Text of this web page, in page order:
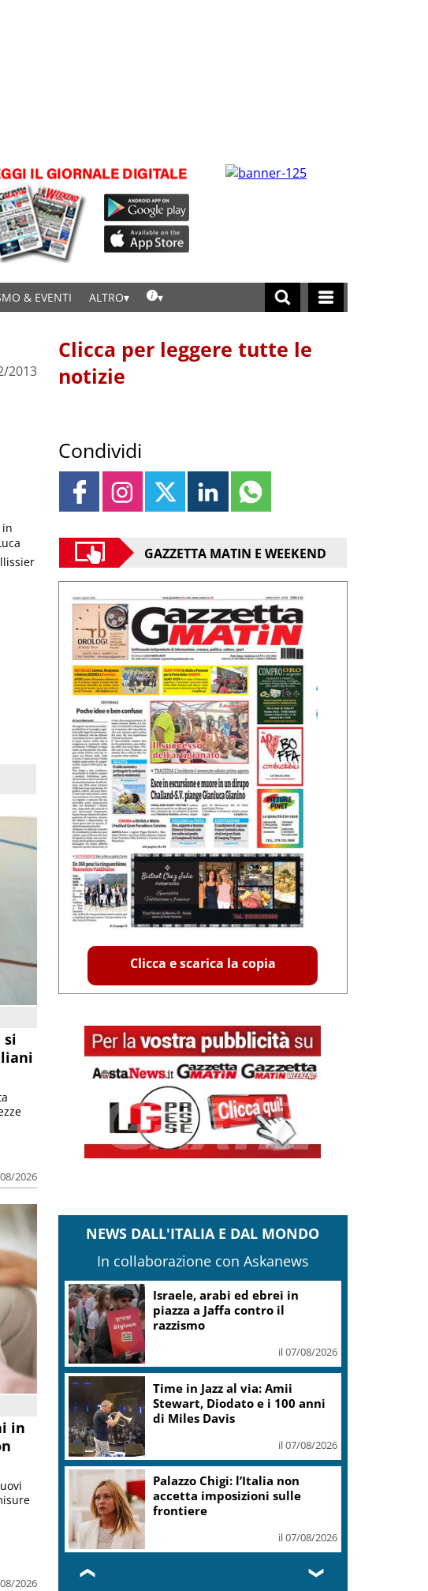
& EVENTI ALTRO
2013
in
si
2026
in
2026
Clicca per leggere tutte le
notizie
Condividi
GAZZETTA MATIN E WEEKEND
Clicca e scarica la copia
NEWS DALL'ITALIA E DAL MONDO
In collaborazione con Askanews
Migranti, Governo conferma
stop Schengen con Spagna:
Italia non accetta imposizioni
il 07/08/2026
Sogin: bene Arera su acconti
sospesi su Deposito e Parco
il 07/08/2026
Europei nuoto, Paltrinieri
quarto nella 3 km
il 07/08/2026
❮ ❯